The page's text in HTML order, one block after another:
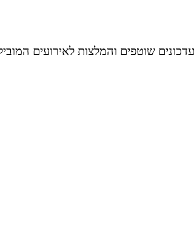
שוטפים והמלצות לאירועים